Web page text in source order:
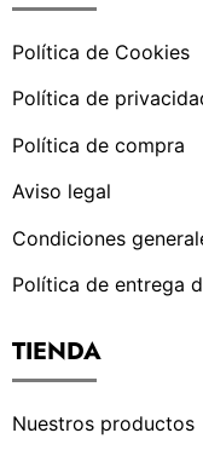
Política de Cookies
Política de
Política de compra
Aviso legal
Condiciones
Política de entrega
TIENDA
Nuestros productos